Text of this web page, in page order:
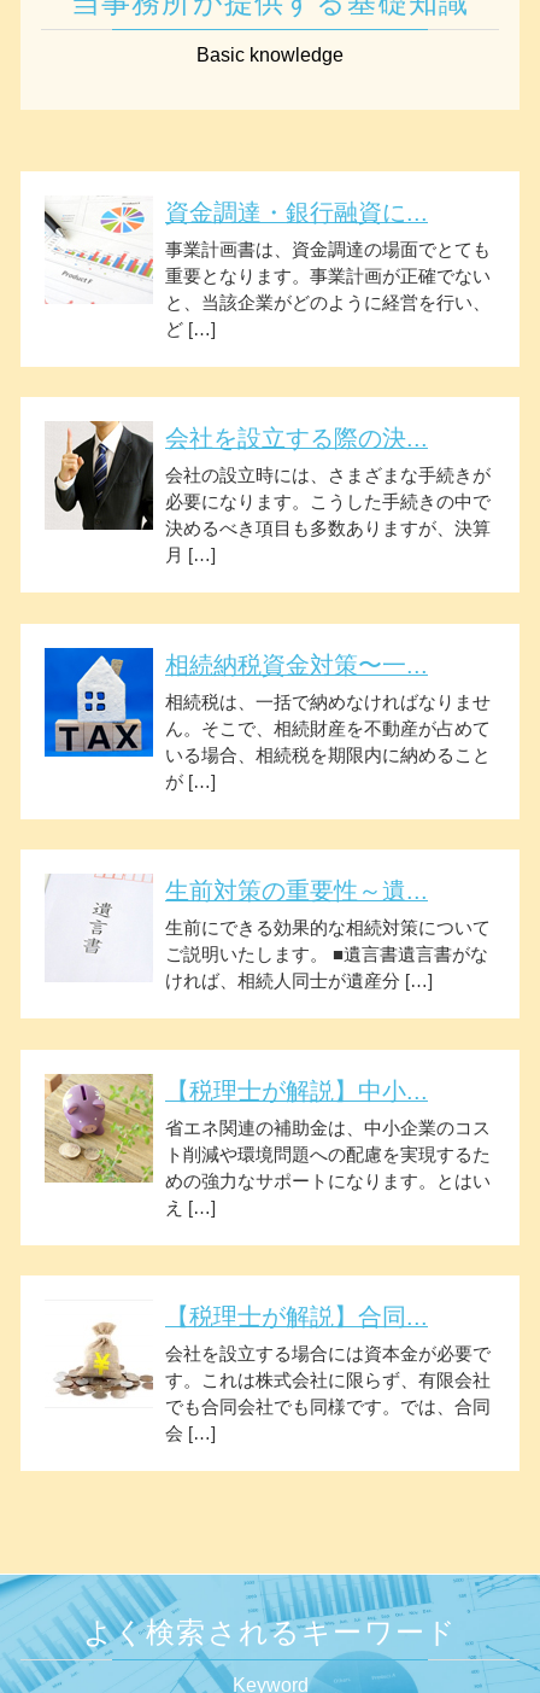
Basic knowledge
資金調達・銀行融資に...
事業計画書は、資金調達の場面でとても
重要となります。事業計画が正確でない
と、当該企業がどのように経営を行い、
ど […]
会社を設立する際の決...
会社の設立時には、さまざまな手続きが
必要になります。こうした手続きの中で
決めるべき項目も多数ありますが、決算
月 […]
相続納税資金対策〜一...
相続税は、一括で納めなければなりませ
ん。そこで、相続財産を不動産が占めて
いる場合、相続税を期限内に納めること
が […]
生前対策の重要性～遺...
生前にできる効果的な相続対策について
ご説明いたします。 ■遺言書遺言書がな
ければ、相続人同士が遺産分 […]
【税理士が解説】中小...
省エネ関連の補助金は、中小企業のコス
ト削減や環境問題への配慮を実現するた
めの強力なサポートになります。とはい
え […]
【税理士が解説】合同...
会社を設立する場合には資本金が必要で
す。これは株式会社に限らず、有限会社
でも合同会社でも同様です。では、合同
会 […]
よく検索されるキーワード
Keyword